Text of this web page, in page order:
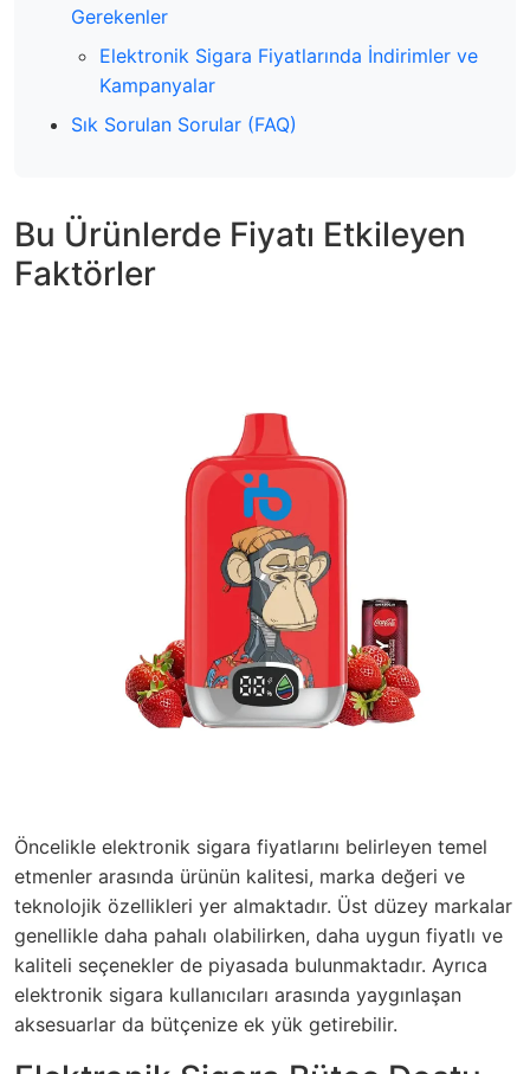
Gerekenler
Elektronik Sigara Fiyatlarında İndirimler ve
Kampanyalar
Sık Sorulan Sorular (FAQ)
Bu Ürünlerde Fiyatı Etkileyen
Faktörler
Öncelikle elektronik sigara fiyatlarını belirleyen temel
etmenler arasında ürünün kalitesi, marka değeri ve
teknolojik özellikleri yer almaktadır. Üst düzey markalar
genellikle daha pahalı olabilirken, daha uygun fiyatlı ve
kaliteli seçenekler de piyasada bulunmaktadır. Ayrıca
elektronik sigara kullanıcıları arasında yaygınlaşan
aksesuarlar da bütçenize ek yük getirebilir.